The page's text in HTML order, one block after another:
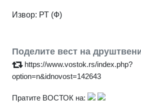
Извор: РТ (Ф)
Поделите вест на
https://www.vostok.rs/index.php?
option=n&idnovost=142643
Пратите ВОСТОК на: